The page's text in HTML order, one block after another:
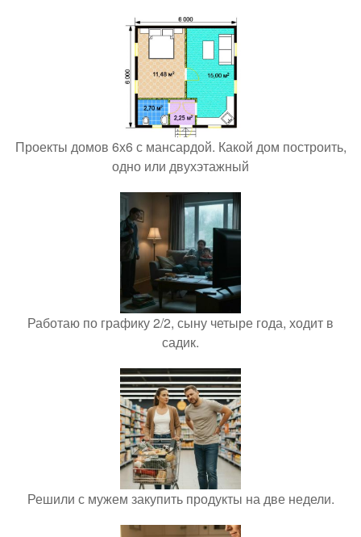
Проекты домов 6х6 с мансардой. Какой дом построить,
одно или двухэтажный
Работаю по графику 2/2, сыну четыре года, ходит в
садик.
Решили с мужем закупить продукты на две недели.